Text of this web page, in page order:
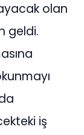
olan
geldi.
iş